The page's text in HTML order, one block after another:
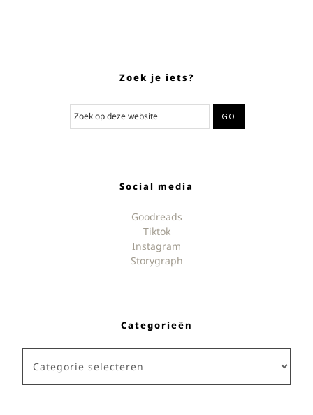
Zoek je iets?
Social media
Goodreads
Tiktok
Instagram
Storygraph
Categorieën